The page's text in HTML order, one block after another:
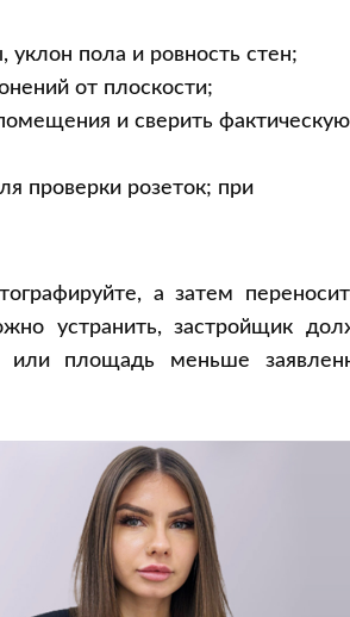
пола и ровность стен;
от плоскости;
и сверить фактическую
проверки розеток; при
а затем
устранить, застройщик
или площадь меньше